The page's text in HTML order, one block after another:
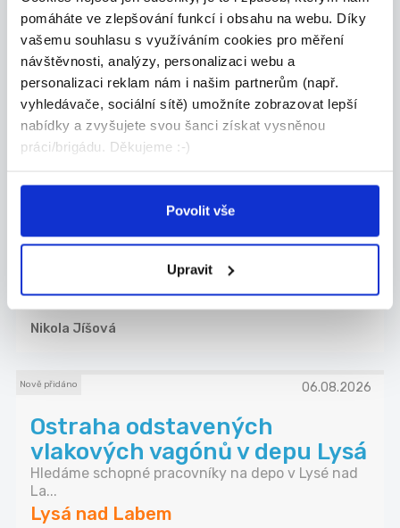
pomáháte ve zlepšování funkcí i obsahu na webu. Díky
vašemu souhlasu s využíváním cookies pro měření
návštěvnosti, analýzy, personalizaci webu a
personalizaci reklam nám i našim partnerům (např.
vyhledávače, sociální sítě) umožníte zobrazovat lepší
nabídky a zvyšujete svou šanci získat vysněnou
práci/brigádu. Děkujeme :-)
Povolit vše
Upravit
...
Nabízím dlouhodobou brigádu vykládání zboží v
re...
Nymburk
Lukáš Filípek
Obchodní specialista
Nabízím spolupráci v příjemném prostředí malé pr...
Poděbrady
Nikola Jíšová
Nově přidáno 06.08.2026
Ostraha odstavených
vlakových vagónů v depu Lysá
Hledáme schopné pracovníky na depo v Lysé nad
La...
Lysá nad Labem